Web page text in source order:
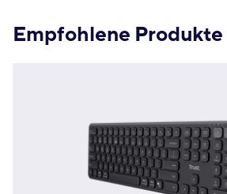
Empfohlene Produkte